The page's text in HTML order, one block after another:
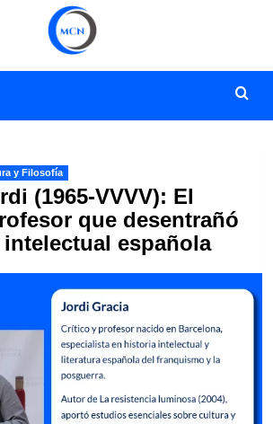
y Filosofía
(1965-VVVV): El
que desentrañó
española